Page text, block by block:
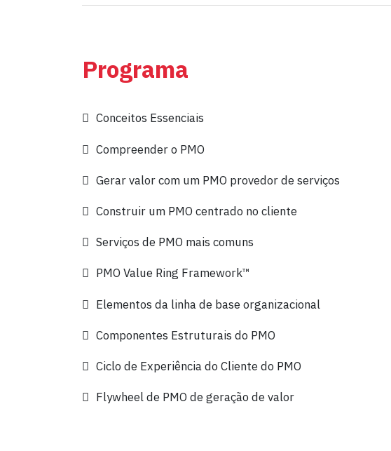
Programa
Conceitos Essenciais
Compreender o PMO
Gerar valor com um PMO provedor de serviços
Construir um PMO centrado no cliente
Serviços de PMO mais comuns
PMO Value Ring Framework™
Elementos da linha de base organizacional
Componentes Estruturais do PMO
Ciclo de Experiência do Cliente do PMO
Flywheel de PMO de geração de valor